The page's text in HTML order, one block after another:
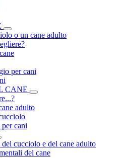
o un cane adulto
per cani
CANE
adulto
per cani
cucciolo e del cane adulto
del cane